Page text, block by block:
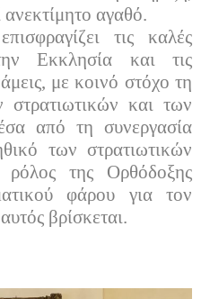
ανεκτίμητο αγαθό.
τις καλές
Εκκλησία και τις
με κοινό στόχο τη
και των
από τη συνεργασία
των στρατιωτικών
ρόλος της Ορθόδοξης
φάρου για τον
βρίσκεται.